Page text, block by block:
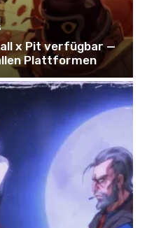
x Pit verfügbar —
Plattformen